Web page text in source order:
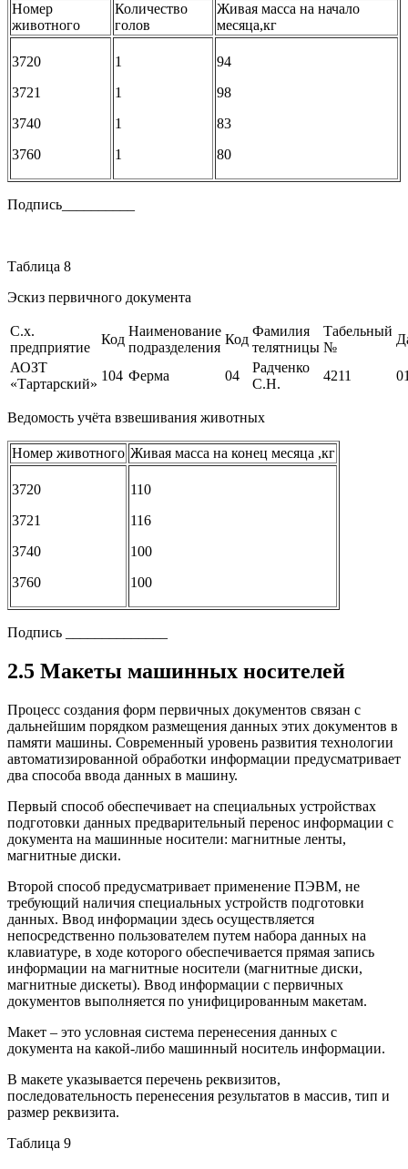
Номер
животного
Количество
голов
Живая масса на начало
месяца,кг
3720
3721
3740
3760
1
1
1
1
94
98
83
80
Подпись__________
Таблица 8
Эскиз первичного документа
С.х.
предприятие
Код
Наименование
подразделения
Код
Фамилия
телятницы
Табельный
№
АОЗТ
«Тартарский»
104 Ферма 04
Радченко
С.Н.
4211
Ведомость учёта взвешивания животных
Номер животного Живая масса на конец месяца ,кг
3720
3721
3740
3760
110
116
100
100
Подпись ______________
2.5 Макеты машинных носителей
Процесс создания форм первичных документов связан с
дальнейшим порядком размещения данных этих документов в
памяти машины. Современный уровень развития технологии
автоматизированной обработки информации предусматривает
два способа ввода данных в машину.
Первый способ обеспечивает на специальных устройствах
подготовки данных предварительный перенос информации с
документа на машинные носители: магнитные ленты,
магнитные диски.
Второй способ предусматривает применение ПЭВМ, не
требующий наличия специальных устройств подготовки
данных. Ввод информации здесь осуществляется
непосредственно пользователем путем набора данных на
клавиатуре, в ходе которого обеспечивается прямая запись
информации на магнитные носители (магнитные диски,
магнитные дискеты). Ввод информации с первичных
документов выполняется по унифицированным макетам.
Макет – это условная система перенесения данных с
документа на какой-либо машинный носитель информации.
В макете указывается перечень реквизитов,
последовательность перенесения результатов в массив, тип и
размер реквизита.
Таблица 9